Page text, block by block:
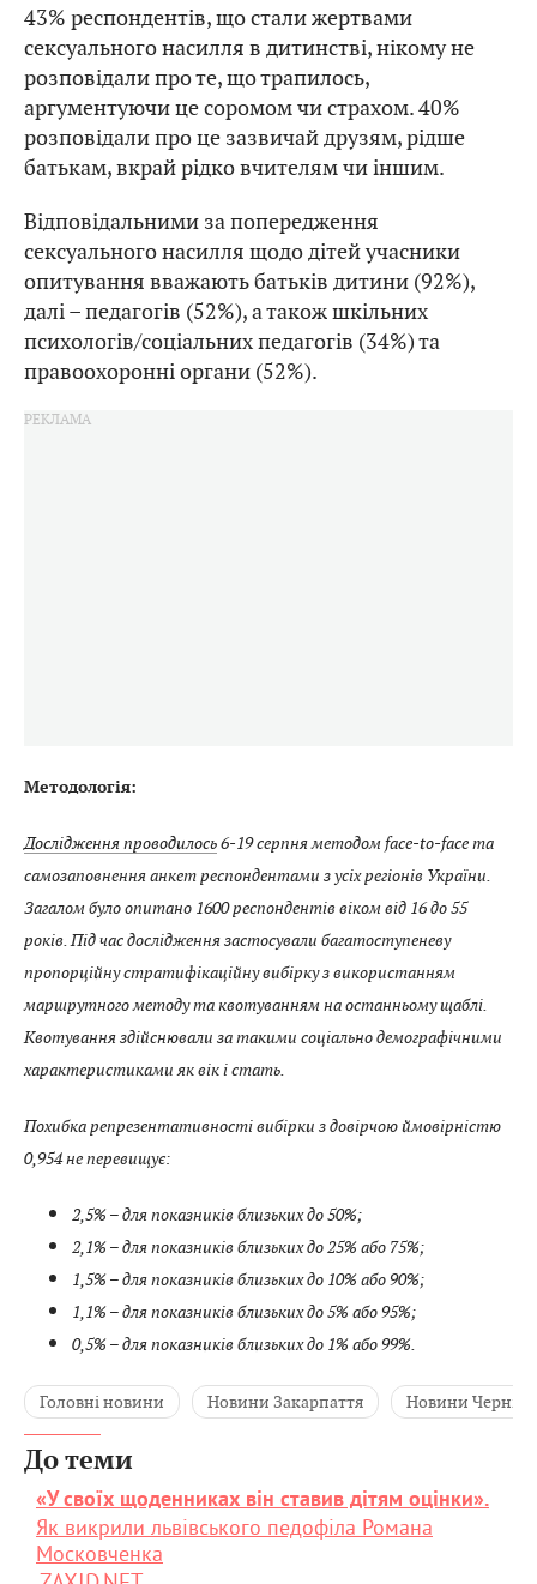
43% респондентів, що стали жертвами
сексуального насилля в дитинстві, нікому не
розповідали про те, що трапилось,
аргументуючи це соромом чи страхом. 40%
розповідали про це зазвичай друзям, рідше
батькам, вкрай рідко вчителям чи іншим.
Відповідальними за попередження
сексуального насилля щодо дітей учасники
опитування вважають батьків дитини (92%),
далі – педагогів (52%), а також шкільних
психологів/соціальних педагогів (34%) та
правоохоронні органи (52%).
Методологія:
Дослідження проводилось6-19 серпня методом face-to-face та
самозаповнення анкет респондентами з усіх регіонів України.
Загалом було опитано 1600 респондентів віком від 16 до 55
років. Під час дослідження застосували багатоступеневу
пропорційну стратифікаційну вибірку з використанням
маршрутного методу та квотуванням на останньому щаблі.
Квотування здійснювали за такими соціально демографічними
характеристиками як вік і стать.
Похибка репрезентативності вибірки з довірчою ймовірністю
0,954 не перевищує:
2,5% – для показників близьких до 50%;
2,1% – для показників близьких до 25% або 75%;
1,5% – для показників близьких до 10% або 90%;
1,1% – для показників близьких до 5% або 95%;
0,5% – для показників близьких до 1% або 99%.
Головні новини Новини Закарпаття Новини
До теми
«У своїх щоденниках він ставив дітям оцінки».
Як викрили львівського педофіла Романа
Московченка